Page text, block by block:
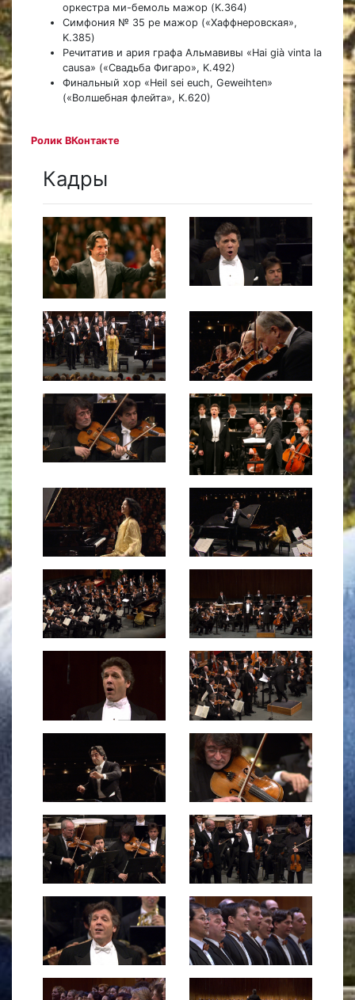
оркестра ми-бемоль мажор (K.364)
Симфония № 35 ре мажор («Хаффнеровская»,
K.385)
Речитатив и ария графа Альмавивы «Hai già vinta la
causa» («Свадьба Фигаро», K.492)
Финальный хор «Heil sei euch, Geweihten»
(«Волшебная флейта», K.620)
Ролик ВКонтакте
Кадры